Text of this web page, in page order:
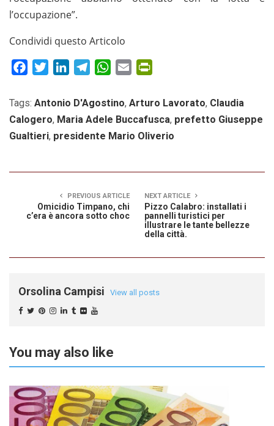
l’occupazione”.
Condividi questo Articolo
FacebookTwitterLinkedInTelegramWhatsApp
Email
Tags: Antonio D'Agostino, Arturo Lavorato, Claudia
Calogero, Maria Adele Buccafusca, prefetto Giuseppe
Gualtieri, presidente Mario Oliverio
PREVIOUS ARTICLE
Omicidio Timpano, chi
c’era è ancora sotto choc
NEXT ARTICLE
Pizzo Calabro: installati i
pannelli turistici per
illustrare le tante bellezze
della città.
Orsolina Campisi View all posts
You may also like